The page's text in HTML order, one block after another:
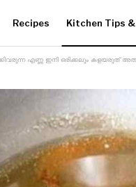
Recipes Kitchen Tips
എണ്ണ ഇനി ഒരിക്കലും കളയരുത്